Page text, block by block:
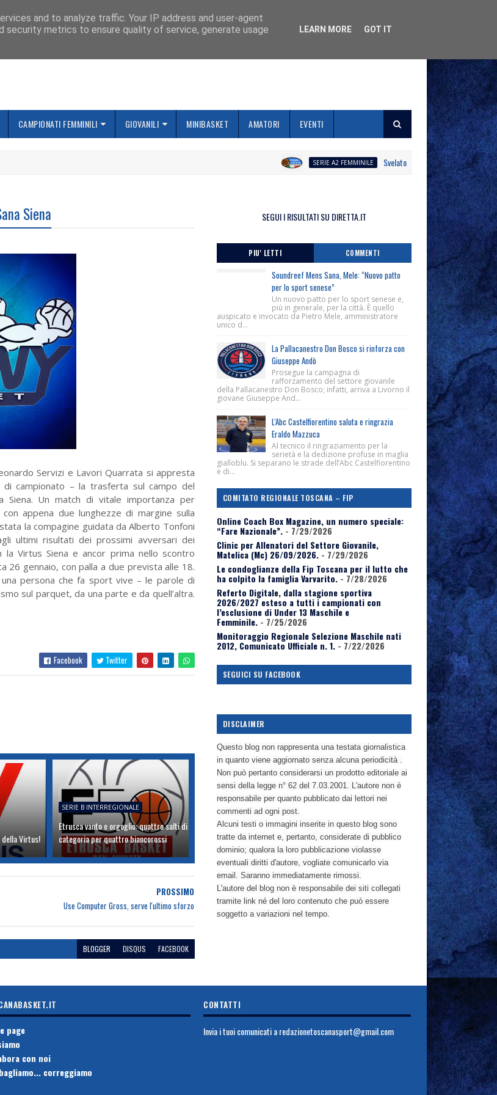
CAMPIONATI FEMMINILI GIOVANILI MINIBASKET AMATORI EVENTI
SERIE A2 FEMMINILE Svelato il calendario la Polisportiva
Siena
Servizi e Lavori Quarrata si appresta
campionato – la trasferta sul campo del
Siena. Un match di vitale importanza per
appena due lunghezze di margine sulla
la compagine guidata da Alberto Tonfoni
ultimi risultati dei prossimi avversari dei
Virtus Siena e ancor prima nello scontro
26 gennaio, con palla a due prevista alle 18.
persona che fa sport vive – le parole di
sul parquet, da una parte e da quell’altra.
Facebook Twitter
Virtus!
SERIE B INTERREGIONALE
Etrusca vanto e orgoglio: quattro salti di
categoria per quattro biancorossi
PROSSIMO
Use Computer Gross, serve l'ultimo sforzo
BLOGGER DISQUS FACEBOOK
SEGUI I RISULTATI SU DIRETTA.IT
PIU' LETTI COMMENTI
Soundreef Mens Sana, Mele: “Nuovo patto
per lo sport senese”
Un nuovo patto per lo sport senese e,
più in generale, per la città. È quello
auspicato e invocato da Pietro Mele, amministratore
unico d...
La Pallacanestro Don Bosco si rinforza con
Giuseppe Andò
Prosegue la campagna di
rafforzamento del settore giovanile
della Pallacanestro Don Bosco; infatti, arriva a Livorno il
giovane Giuseppe And...
L'Abc Castelfiorentino saluta e ringrazia
Eraldo Mazzuca
Al tecnico il ringraziamento per la
serietà e la dedizione profuse in maglia
gialloblu. Si separano le strade dell’Abc Castelfiorentino
e di...
COMITATO REGIONALE TOSCANA – FIP
Online Coach Box Magazine, un numero speciale:
“Fare Nazionale”.- 7/29/2026
Clinic per Allenatori del Settore Giovanile,
Matelica (Mc) 26/09/2026.- 7/29/2026
Le condoglianze della Fip Toscana per il lutto che
ha colpito la famiglia Varvarito.- 7/28/2026
Referto Digitale, dalla stagione sportiva
2026/2027 esteso a tutti i campionati con
l’esclusione di Under 13 Maschile e
Femminile.- 7/25/2026
Monitoraggio Regionale Selezione Maschile nati
2012, Comunicato Ufficiale n. 1.- 7/22/2026
SEGUICI SU FACEBOOK
DISCLAIMER
Questo blog non rappresenta una testata giornalistica
in quanto viene aggiornato senza alcuna periodicità .
Non può pertanto considerarsi un prodotto editoriale ai
sensi della legge n° 62 del 7.03.2001. L'autore non è
responsabile per quanto pubblicato dai lettori nei
commenti ad ogni post.
Alcuni testi o immagini inserite in questo blog sono
tratte da internet e, pertanto, considerate di pubblico
dominio; qualora la loro pubblicazione violasse
eventuali diritti d'autore, vogliate comunicarlo via
email. Saranno immediatamente rimossi.
L'autore del blog non è responsabile dei siti collegati
tramite link né del loro contenuto che può essere
soggetto a variazioni nel tempo.
page
con noi
correggiamo
CONTATTI
Invia i tuoi comunicati aredazionetoscanasport@gmail.com
and to analyze traffic. Your IP address and user-agent
security metrics to ensure quality of service, generate usage
LEARN MORE GOT IT